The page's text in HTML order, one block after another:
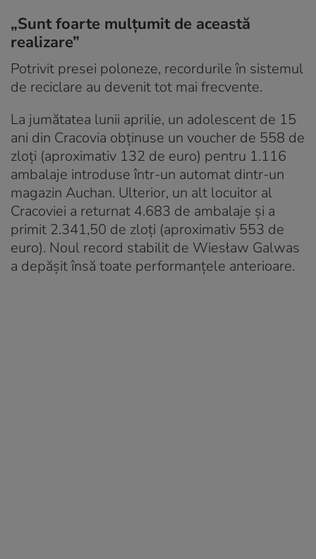
„Sunt foarte mulțumit de această
realizare”
Potrivit presei poloneze, recordurile în sistemul
de reciclare au devenit tot mai frecvente.
La jumătatea lunii aprilie, un adolescent de 15
ani din Cracovia obținuse un voucher de 558 de
zloți (aproximativ 132 de euro) pentru 1.116
ambalaje introduse într-un automat dintr-un
magazin Auchan. Ulterior, un alt locuitor al
Cracoviei a returnat 4.683 de ambalaje și a
primit 2.341,50 de zloți (aproximativ 553 de
euro). Noul record stabilit de Wiesław Galwas
a depășit însă toate performanțele anterioare.